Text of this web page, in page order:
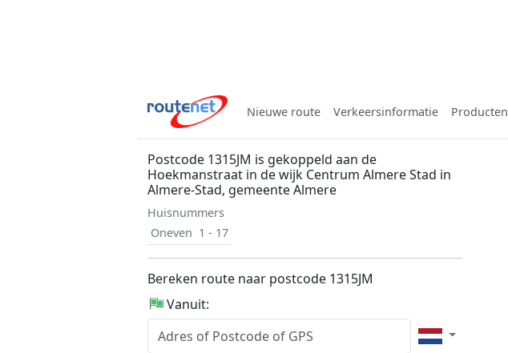
Nieuwe route Verkeersinformatie Producten
Postcode 1315JM is gekoppeld aan de
Hoekmanstraat in de wijk Centrum Almere Stad in
Almere-Stad, gemeente Almere
Huisnummers
Oneven 1 - 17
Bereken route naar postcode 1315JM
Vanuit: